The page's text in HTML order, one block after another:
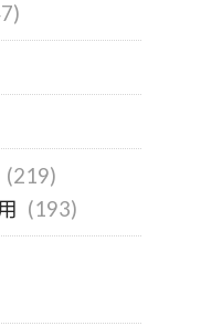
(219)
(193)